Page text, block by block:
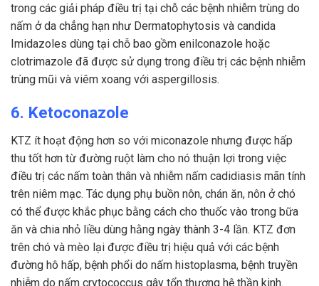
trong các giải pháp điều trị tại chỗ các bệnh nhiễm trùng do
nấm ở da chẳng hạn như Dermatophytosis và candida
Imidazoles dùng tại chỗ bao gồm enilconazole hoặc
clotrimazole đã được sử dụng trong điều trị các bệnh nhiễm
trùng mũi và viêm xoang với aspergillosis.
6. Ketoconazole
KTZ ít hoạt động hơn so với miconazole nhưng được hấp
thu tốt hơn từ đường ruột làm cho nó thuận lợi trong việc
điều trị các nấm toàn thân và nhiễm nấm cadidiasis mãn tính
trên niêm mạc. Tác dụng phụ buồn nôn, chán ăn, nôn ở chó
có thể được khắc phục bằng cách cho thuốc vào trong bữa
ăn và chia nhỏ liều dùng hằng ngày thành 3-4 lần. KTZ đơn
trên chó và mèo lại được điều trị hiệu quả với các bệnh
đường hô hấp, bệnh phổi do nấm histoplasma, bệnh truyền
nhiễm do nấm crytococcus gây tổn thương hệ thần kinh.